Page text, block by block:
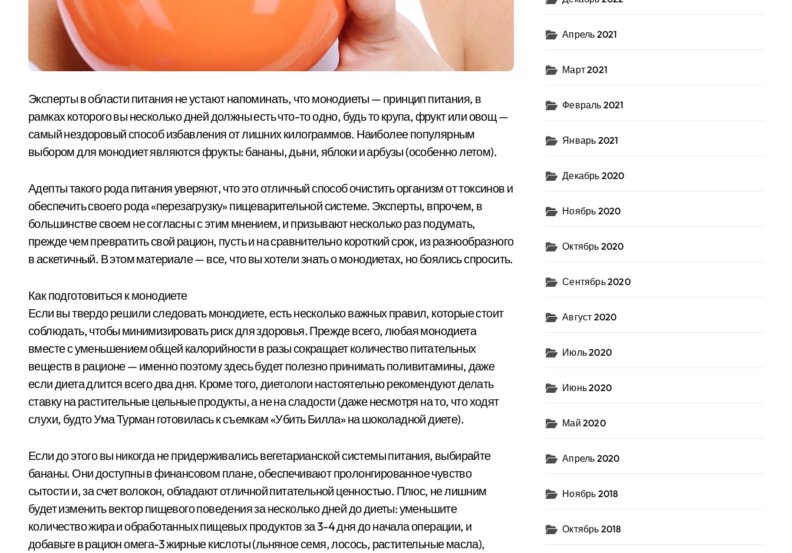
Эксперты в области питания не устают напоминать, что монодиеты — принцип питания, в
рамках которого вы несколько дней должны есть что-то одно, будь то крупа, фрукт или овощ —
самый нездоровый способ избавления от лишних килограммов. Наиболее популярным
выбором для монодиет являются фрукты: бананы, дыни, яблоки и арбузы (особенно летом).
Адепты такого рода питания уверяют, что это отличный способ очистить организм от токсинов и
обеспечить своего рода «перезагрузку» пищеварительной системе. Эксперты, впрочем, в
большинстве своем не согласны с этим мнением, и призывают несколько раз подумать,
прежде чем превратить свой рацион, пусть и на сравнительно короткий срок, из разнообразного
в аскетичный. В этом материале — все, что вы хотели знать о монодиетах, но боялись спросить.
Как подготовиться к монодиете
Если вы твердо решили следовать монодиете, есть несколько важных правил, которые стоит
соблюдать, чтобы минимизировать риск для здоровья. Прежде всего, любая монодиета
вместе с уменьшением общей калорийности в разы сокращает количество питательных
веществ в рационе — именно поэтому здесь будет полезно принимать поливитамины, даже
если диета длится всего два дня. Кроме того, диетологи настоятельно рекомендуют делать
ставку на растительные цельные продукты, а не на сладости (даже несмотря на то, что ходят
слухи, будто Ума Турман готовилась к съемкам «Убить Билла» на шоколадной диете).
Если до этого вы никогда не придерживались вегетарианской системы питания, выбирайте
бананы. Они доступны в финансовом плане, обеспечивают пролонгированное чувство
сытости и, за счет волокон, обладают отличной питательной ценностью. Плюс, не лишним
будет изменить вектор пищевого поведения за несколько дней до диеты: уменьшите
количество жира и обработанных пищевых продуктов за 3-4 дня до начала операции, и
добавьте в рацион омега-3 жирные кислоты (льняное семя, лосось, растительные масла),
Апрель 2021
Март 2021
Февраль 2021
Январь 2021
Декабрь 2020
Ноябрь 2020
Октябрь 2020
Сентябрь 2020
Август 2020
Июль 2020
Июнь 2020
Май 2020
Апрель 2020
Ноябрь 2018
Октябрь 2018